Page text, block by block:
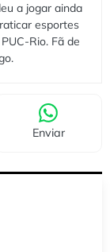
a jogar ainda
esportes
Rio. Fã de
Enviar